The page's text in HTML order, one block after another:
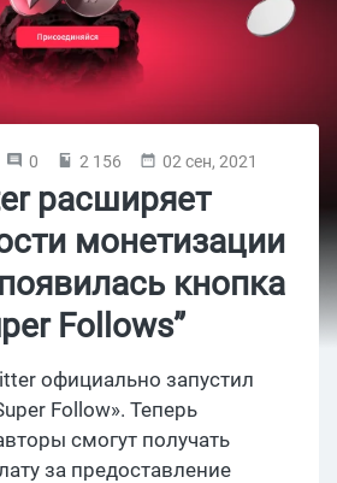
0 2 156 02 сен, 2021
расширяет
монетизации
кнопка
Follows”
официально запустил
Follow». Теперь
смогут получать
за предоставление